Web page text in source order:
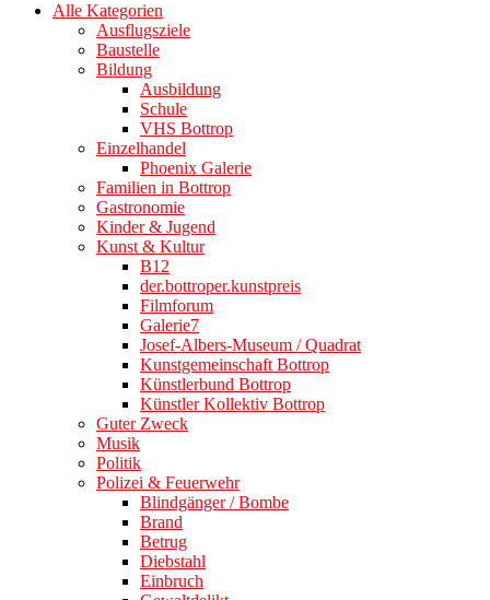
Alle Kategorien
Ausflugsziele
Baustelle
Bildung
Ausbildung
Schule
VHS Bottrop
Einzelhandel
Phoenix Galerie
Familien in Bottrop
Gastronomie
Kinder & Jugend
Kunst & Kultur
B12
der.bottroper.kunstpreis
Filmforum
Galerie7
Josef-Albers-Museum / Quadrat
Kunstgemeinschaft Bottrop
Künstlerbund Bottrop
Künstler Kollektiv Bottrop
Guter Zweck
Musik
Politik
Polizei & Feuerwehr
Blindgänger / Bombe
Brand
Betrug
Diebstahl
Einbruch